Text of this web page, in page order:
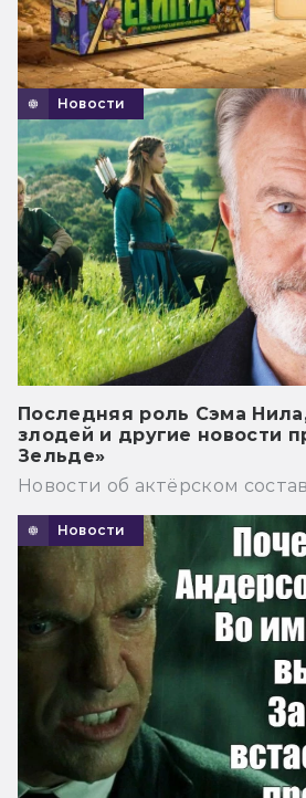
Новости
Последняя роль Сэма
злодей и другие новости
Зельде»
Новости об актёрском
Новости